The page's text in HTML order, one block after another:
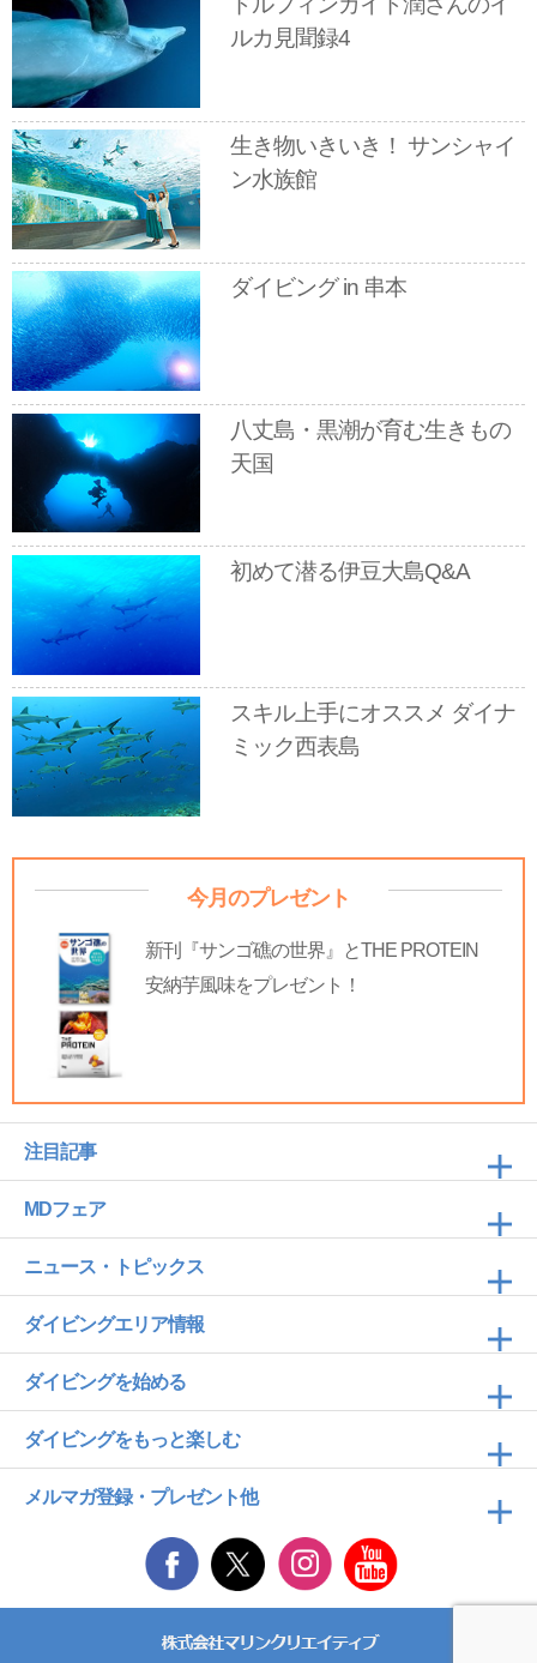
ルカ見聞録4
生き物いきいき！ サンシャイ
ン水族館
ダイビング in 串本
八丈島・黒潮が育む生きもの
天国
初めて潜る伊豆大島Q&A
スキル上手にオススメ ダイナ
ミック西表島
今月のプレゼント
新刊『サンゴ礁の世界』とTHE PROTEIN
安納芋風味をプレゼント！
注目記事
MDフェア
ニュース・トピックス
ダイビングエリア情報
ダイビングを始める
ダイビングをもっと楽しむ
メルマガ登録・プレゼント他